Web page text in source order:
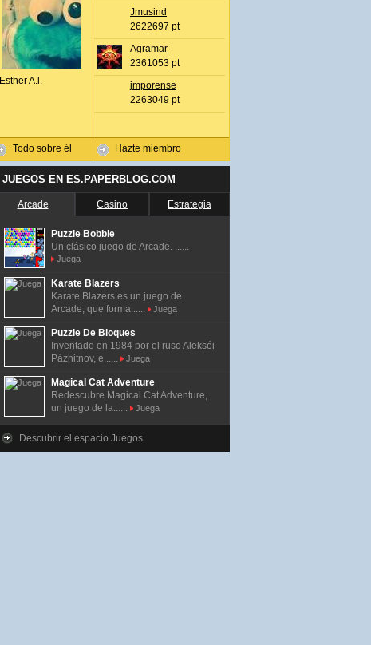
Esther A.l.
Todo sobre él
Jmusind
2622697 pt
Agramar
2361053 pt
jmporense
2263049 pt
Hazte miembro
JUEGOS EN ES.PAPERBLOG.COM
Arcade Casino Estrategia
Puzzle Bobble
Un clásico juego de Arcade. ......
Juega
Karate Blazers
Karate Blazers es un juego de
Arcade, que forma......
Juega
Puzzle De Bloques
Inventado en 1984 por el ruso Alekséi
Pázhitnov, e......
Juega
Magical Cat Adventure
Redescubre Magical Cat Adventure,
un juego de la......
Juega
Descubrir el espacio Juegos